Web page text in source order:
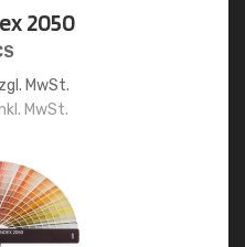
2050
MwSt.
MwSt.